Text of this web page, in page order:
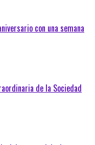
con una semana
de la Sociedad